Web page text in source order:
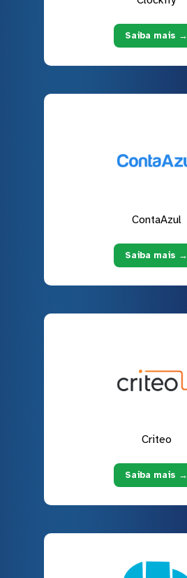
Saiba mais →
ContaAzul
Saiba mais →
Criteo
Saiba mais →